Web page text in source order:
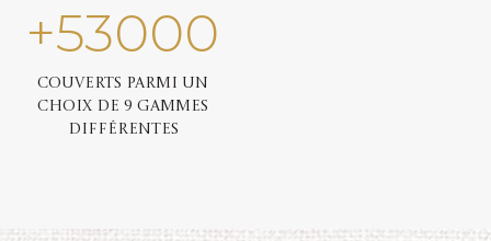
+53000
Couverts parmi un
choix de 9 gammes
différentes